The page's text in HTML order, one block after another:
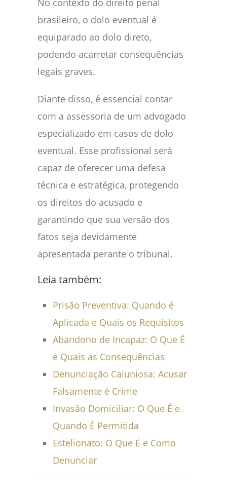
No contexto do direito penal
brasileiro, o dolo eventual é
equiparado ao dolo direto,
podendo acarretar consequências
legais graves.
Diante disso, é essencial contar
com a assessoria de um advogado
especializado em casos de dolo
eventual. Esse profissional será
capaz de oferecer uma defesa
técnica e estratégica, protegendo
os direitos do acusado e
garantindo que sua versão dos
fatos seja devidamente
apresentada perante o tribunal.
Leia também:
Prisão Preventiva: Quando é
Aplicada e Quais os Requisitos
Abandono de Incapaz: O Que É
e Quais as Consequências
Denunciação Caluniosa: Acusar
Falsamente é Crime
Invasão Domiciliar: O Que É e
Quando É Permitida
Estelionato: O Que É e Como
Denunciar